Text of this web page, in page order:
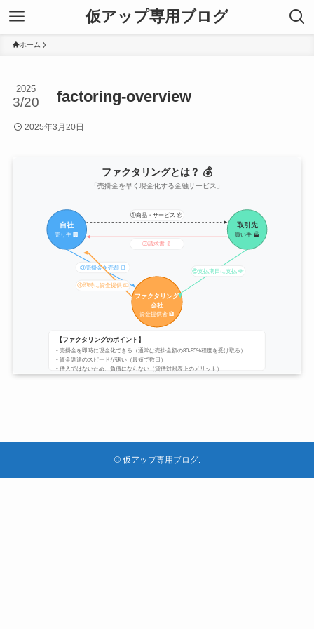
仮アップ専用ブログ
ホーム
factoring-overview
2025
3/20
2025年3月20日
©仮アップ専用ブログ.